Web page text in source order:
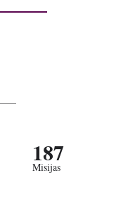
187
Misijas